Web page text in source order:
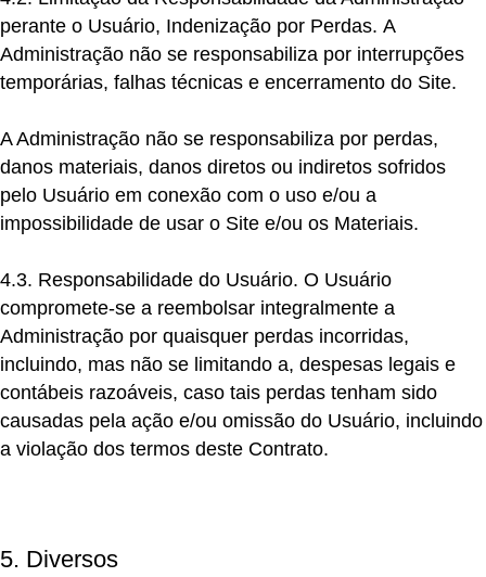
perante o Usuário, Indenização por Perdas. A
Administração não se responsabiliza por interrupções
temporárias, falhas técnicas e encerramento do Site.
A Administração não se responsabiliza por perdas,
danos materiais, danos diretos ou indiretos sofridos
pelo Usuário em conexão com o uso e/ou a
impossibilidade de usar o Site e/ou os Materiais.
4.3. Responsabilidade do Usuário. O Usuário
compromete-se a reembolsar integralmente a
Administração por quaisquer perdas incorridas,
incluindo, mas não se limitando a, despesas legais e
contábeis razoáveis, caso tais perdas tenham sido
causadas pela ação e/ou omissão do Usuário, incluindo
a violação dos termos deste Contrato.
5. Diversos